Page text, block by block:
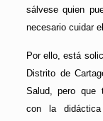
sálvese quien
necesario cuidar
Por ello, está
Distrito de
Salud, pero que
con la